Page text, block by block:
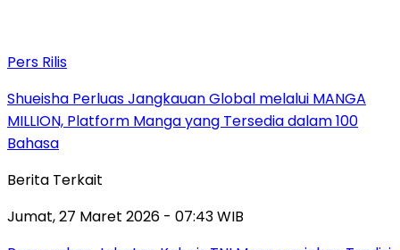
Pers Rilis
Shueisha Perluas Jangkauan Global melalui MANGA
MILLION, Platform Manga yang Tersedia dalam 100
Bahasa
Berita Terkait
Jumat, 27 Maret 2026 - 07:43 WIB